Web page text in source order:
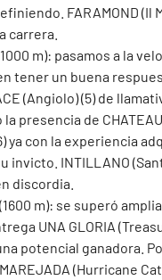
FARAMOND (Il
carrera.
m): pasamos a la
tener un buena
(Angiolo) (5) de
presencia de CHATEAU
ya con la experiencia
invicto. INTILLANO
discordia.
m): se superó
UNA GLORIA
potencial ganadora.
(Hurricane